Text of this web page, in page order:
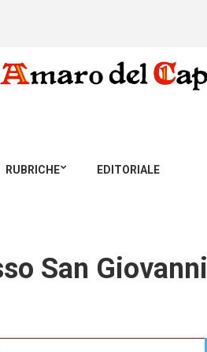
RUBRICHE EDITORIALE
San Giovanni